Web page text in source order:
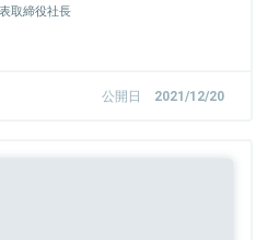
取締役社長
公開日 2021/12/20